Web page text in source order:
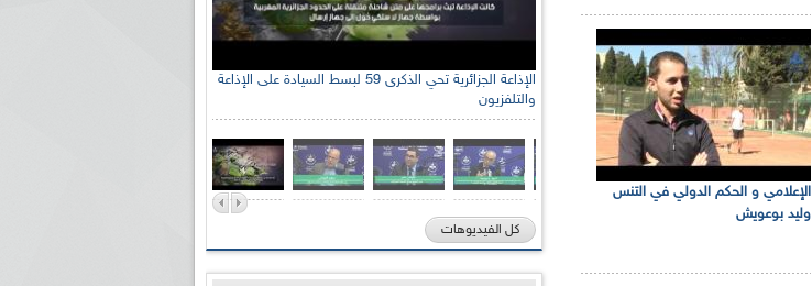
الإعلامي و الحكم الدولي في التنس
وليد بوعويش
الإذاعة الجزائرية تحي الذكرى 59 لبسط السيادة على الإذاعة
والتلفزيون
كل الفيديوهات